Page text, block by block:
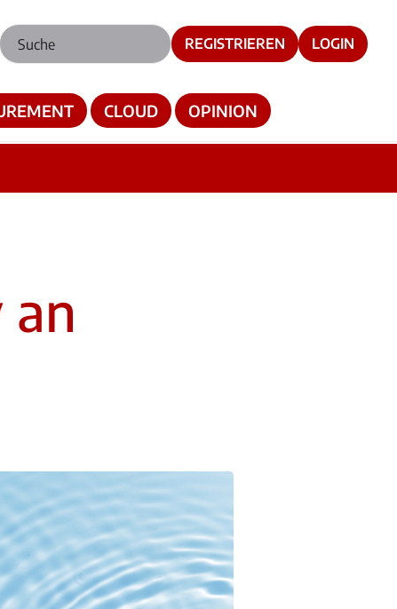
REGISTRIEREN LOGIN
CLOUD OPINION